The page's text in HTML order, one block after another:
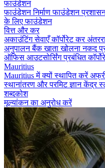
फाउंडेशन
फाउंडेशन निर्माणफाउंडेशन
के लिए फाउंडेशन
वित्त और कर
अकाउंटिंग सेवाएँकॉर्पोरेट कर
अनुपालनबैंक खाता खोलनानकद
ऑफिस आउटसोर्सिंगप्रबंधित
Mauritius
Mauritius में क्यों स्थापित करें
स्थानांतरण और परमिटज्ञान केंद्र
शब्दकोश
मूल्यांकन का अनुरोध करें